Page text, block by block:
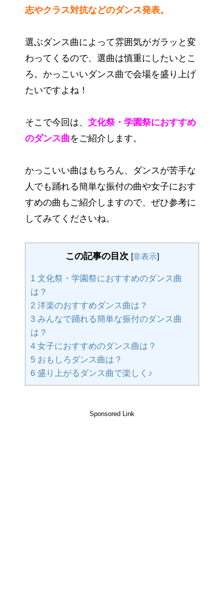
志やクラス対抗などのダンス発表。
選ぶダンス曲によって雰囲気がガラッと変
わってくるので、選曲は慎重にしたいとこ
ろ。かっこいいダンス曲で会場を盛り上げ
たいですよね！
そこで今回は、 文化祭・学園祭におすすめ
のダンス曲をご紹介します。
かっこいい曲はもちろん、ダンスが苦手な
人でも踊れる簡単な振付の曲や女子におす
すめの曲もご紹介しますので、ぜひ参考に
してみてくださいね。
この記事の目次 [非表示]
1 文化祭・学園祭におすすめのダンス曲
は？
2 洋楽のおすすめダンス曲は？
3 みんなで踊れる簡単な振付のダンス曲
は？
4 女子におすすめのダンス曲は？
5 おもしろダンス曲は？
6 盛り上がるダンス曲で楽しく♪
Sponsored Link